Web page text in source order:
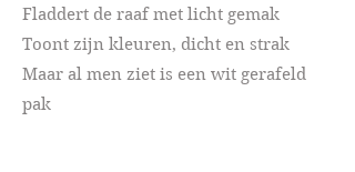
Fladdert de raaf met licht gemak
Toont zijn kleuren, dicht en strak
Maar al men ziet is een wit gerafeld
pak